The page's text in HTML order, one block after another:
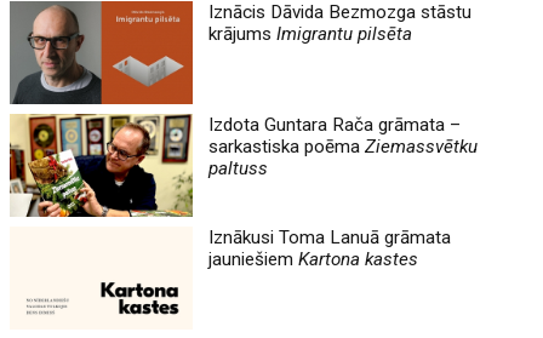
Iznācis Dāvida Bezmozga stāstu
krājumsImigrantu pilsēta
Izdota Guntara Rača grāmata –
sarkastiska poēmaZiemassvētku
paltuss
Iznākusi Toma Lanuā grāmata
jauniešiemKartona kastes